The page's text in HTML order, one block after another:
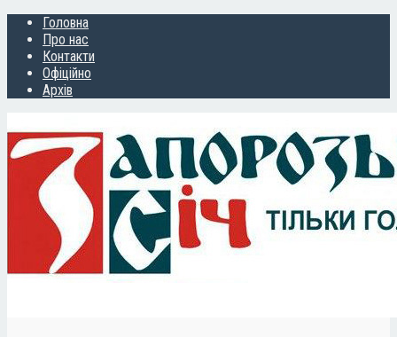
Головна
Про нас
Контакти
Офіційно
Архів